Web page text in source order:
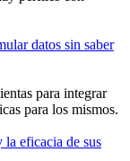
datos sin saber
para integrar
para los mismos.
la eficacia de sus